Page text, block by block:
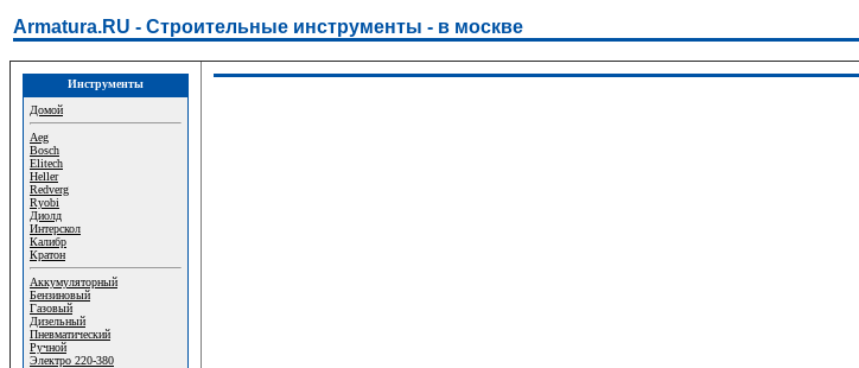
Armatura.RU - Строительные инструменты - в москве
Инструменты
Домой
Aeg
Bosch
Elitech
Heller
Redverg
Ryobi
Диолд
Интерскол
Калибр
Кратон
Аккумуляторный
Бензиновый
Газовый
Дизельный
Пневматический
Ручной
Электро 220-380